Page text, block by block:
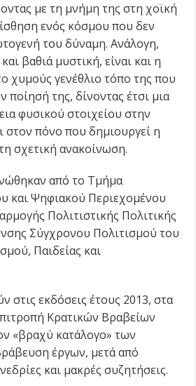
με τη μνήμη της στη χοϊκή
ενός κόσμου που δεν
του δύναμη. Ανάλογη,
βαθιά μυστική, είναι και η
χυμούς γενέθλιο τόπο της που
ποίησή της, δίνοντας έτσι μια
φυσικού στοιχείου στην
στον πόνο που δημιουργεί η
σχετική ανακοίνωση.
από το Τμήμα
και Ψηφιακού Περιεχομένου
Πολιτιστικής Πολιτικής
Σύγχρονου Πολιτισμού του
Παιδείας και
στις εκδόσεις έτους 2013, στα
Κρατικών Βραβείων
«βραχύ κατάλογο» των
έργων, μετά από
και μακρές συζητήσεις.